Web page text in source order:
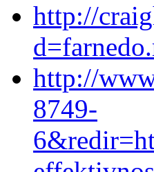
http://
http://
8749-